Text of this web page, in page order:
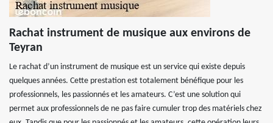
Rachat instrument de musique aux environs de
Teyran
Le rachat d’un instrument de musique est un service qui existe depuis
quelques années. Cette prestation est totalement bénéfique pour les
professionnels, les passionnés et les amateurs. C’est une solution qui
permet aux professionnels de ne pas faire cumuler trop des matériels chez